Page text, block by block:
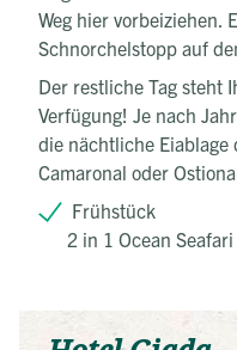
Weg hier vorbeiziehen.
Schnorchelstopp auf
Der restliche Tag steht
Verfügung! Je nach
die nächtliche
Camaronal oder
Frühstück
2 in 1 Ocean